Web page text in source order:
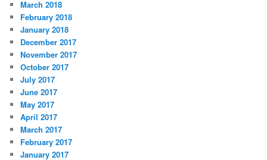
March 2018
February 2018
January 2018
December 2017
November 2017
October 2017
July 2017
June 2017
May 2017
April 2017
March 2017
February 2017
January 2017